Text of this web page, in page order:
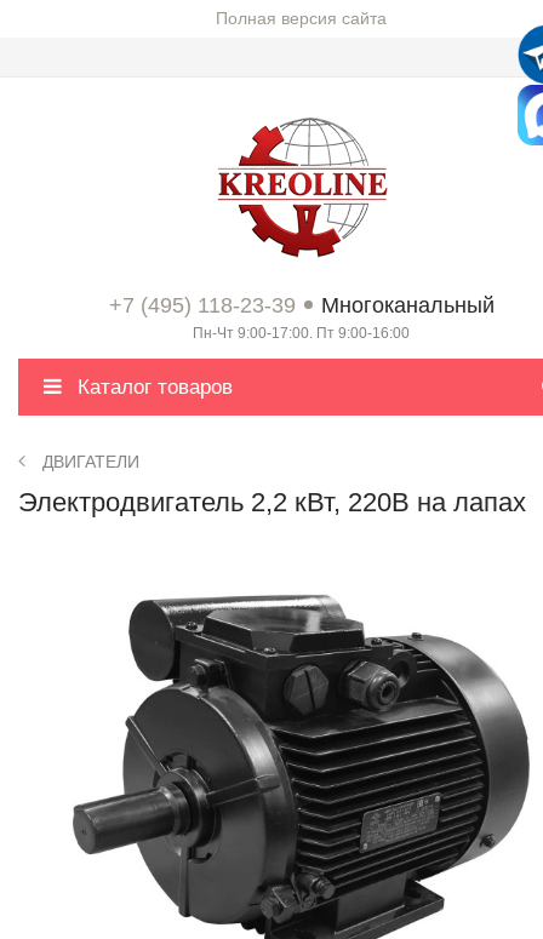
Полная версия сайта
+7 (495) 118-23-39 Многоканальный
Пн-Чт 9:00-17:00. Пт 9:00-16:00
Каталог товаров
ДВИГАТЕЛИ
Электродвигатель 2,2 кВт, 220В на лапах